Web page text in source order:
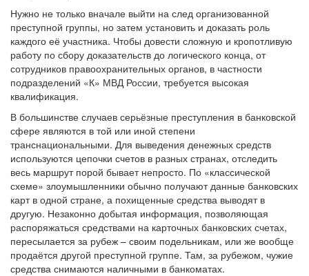
Нужно не только вначале выйти на след организованной
преступной группы, но затем установить и доказать роль
каждого её участника. Чтобы довести сложную и кропотливую
работу по сбору доказательств до логического конца, от
сотрудников правоохранительных органов, в частности
подразделений «К» МВД России, требуется высокая
квалификация.
В большинстве случаев серьёзные преступления в банковской
сфере являются в той или иной степени
транснациональными. Для выведения денежных средств
используются цепочки счетов в разных странах, отследить
весь маршрут порой бывает непросто. По «классической
схеме» злоумышленники обычно получают данные банковских
карт в одной стране, а похищенные средства выводят в
другую. Незаконно добытая информация, позволяющая
распоряжаться средствами на карточных банковских счетах,
пересылается за рубеж – своим подельникам, или же вообще
продаётся другой преступной группе. Там, за рубежом, чужие
средства снимаются наличными в банкоматах.